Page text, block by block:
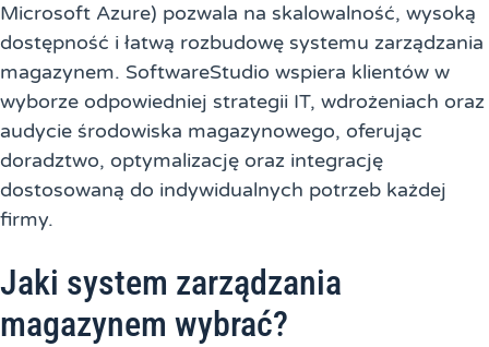
Microsoft Azure) pozwala na skalowalność, wysoką
dostępność i łatwą rozbudowę systemu zarządzania
magazynem. SoftwareStudio wspiera klientów w
wyborze odpowiedniej strategii IT, wdrożeniach oraz
audycie środowiska magazynowego, oferując
doradztwo, optymalizację oraz integrację
dostosowaną do indywidualnych potrzeb każdej
firmy.
Jaki system zarządzania
magazynem wybrać?